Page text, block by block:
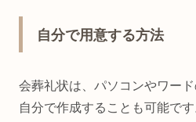
自分で用意する方法
会葬礼状は、パソコンやワー
自分で作成することも可能です